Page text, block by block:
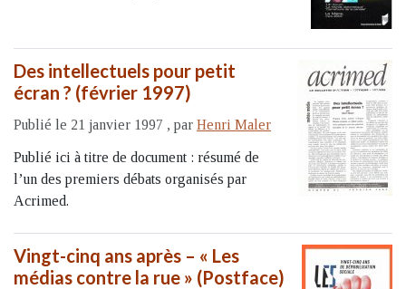
Des intellectuels pour petit
écran ? (février 1997)
Publié le 21 janvier 1997 , par Henri Maler
Publié ici à titre de document : résumé de
l’un des premiers débats organisés par
Acrimed.
Vingt-cinq ans après – « Les
médias contre la rue » (Postface)